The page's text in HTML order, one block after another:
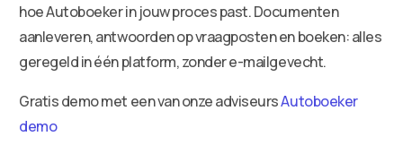
hoe Autoboeker in jouw proces past. Documenten
aanleveren, antwoorden op vraagposten en boeken: alles
geregeld in één platform, zonder e-mailgevecht.
Gratis demo met een van onze adviseursAutoboeker
demo